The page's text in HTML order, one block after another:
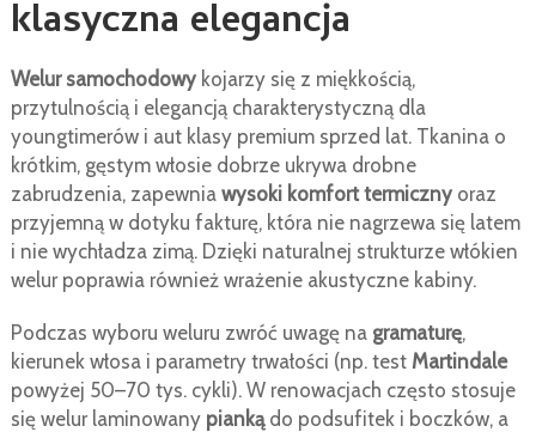
klasyczna elegancja
Welur samochodowykojarzy się z miękkością,
przytulnością i elegancją charakterystyczną dla
youngtimerów i aut klasy premium sprzed lat. Tkanina o
krótkim, gęstym włosie dobrze ukrywa drobne
zabrudzenia, zapewnia wysoki komfort termicznyoraz
przyjemną w dotyku fakturę, która nie nagrzewa się latem
i nie wychładza zimą. Dzięki naturalnej strukturze włókien
welur poprawia również wrażenie akustyczne kabiny.
Podczas wyboru weluru zwróć uwagę na gramaturę,
kierunek włosa i parametry trwałości (np. test Martindale
powyżej 50–70 tys. cykli). W renowacjach często stosuje
się welur laminowany piankądo podsufitek i boczków, a